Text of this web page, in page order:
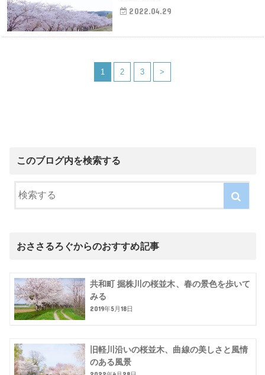
2022.04.29
1 2 3 >
このブログ内を検索する
おささるろぐからのおすすめ記事
共和町 掘株川の桜並木、春の景色を歩いて
みる
2019年5月18日
旧軽川沿いの桜並木、曲線の美しさと風情
のある風景